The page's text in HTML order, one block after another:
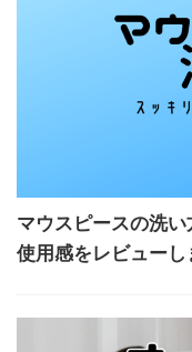
マウスピースの洗
使用感をレビューし